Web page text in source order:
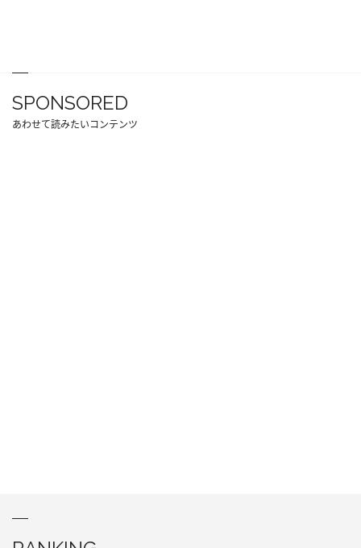
SPONSORED
あわせて読みたいコンテンツ